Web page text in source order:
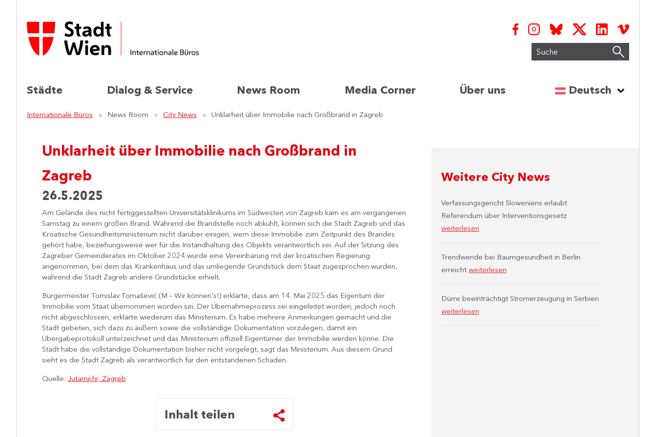
Suche
Städte Dialog & Service News Room Media Corner Über uns Sprache
Deutsch
Internationale Büros News Room City News Unklarheit über Immobilie nach Großbrand in Zagreb
Unklarheit über Immobilie nach Großbrand in
Zagreb
26.5.2025
Am Gelände des nicht fertiggestellten Universitätsklinikums im Südwesten von Zagreb kam es am vergangenen
Samstag zu einem großen Brand. Während die Brandstelle noch abkühlt, können sich die Stadt Zagreb und das
Kroatische Gesundheitsministerium nicht darüber einigen, wem diese Immobilie zum Zeitpunkt des Brandes
gehört habe, beziehungsweise wer für die Instandhaltung des Objekts verantwortlich sei. Auf der Sitzung des
Zagreber Gemeinderates im Oktober 2024 wurde eine Vereinbarung mit der kroatischen Regierung
angenommen, bei dem das Krankenhaus und das umliegende Grundstück dem Staat zugesprochen wurden,
während die Stadt Zagreb andere Grundstücke erhielt.
Bürgermeister Tomislav Tomašević (M – Wir können's!) erklärte, dass am 14. Mai 2025 das Eigentum der
Immobilie vom Staat übernommen worden sei. Der Übernahmeprozess sei eingeleitet worden, jedoch noch
nicht abgeschlossen, erklärte wiederum das Ministerium. Es habe mehrere Anmerkungen gemacht und die
Stadt gebeten, sich dazu zu äußern sowie die vollständige Dokumentation vorzulegen, damit ein
Übergabeprotokoll unterzeichnet und das Ministerium offiziell Eigentümer der Immobilie werden könne. Die
Stadt habe die vollständige Dokumentation bisher nicht​ vorgelegt, sagt das Ministerium. Aus diesem Grund
sieht es die Stadt Zagreb als verantwortlich für den entstandenen Schaden.
Quelle: Jutarnji.hr, Zagreb
Inhalt teilen
Weitere City News
Verfassungsgericht Sloweniens erlaubt
Referendum über Interventionsgesetz
weiterlesen
Trendwende bei Baumgesundheit in Berlin
erreicht weiterlesen
Dürre beeinträchtigt Stromerzeugung in Serbien
weiterlesen